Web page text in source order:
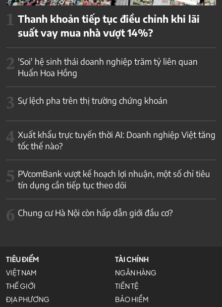
1 Thanh khoản tiếp tục điều chỉnh khi lãi
suất vay mua nhà vượt 14%?
2 'Soi' hệ sinh thái doanh nghiệp trăm tỷ liên quan
Huấn Hoa Hồng
3 Sự lệch pha trên thị trường chứng khoán
4 Xuất khẩu trực tuyến thời AI: Doanh nghiệp Việt tăng
tốc thế nào?
5 PVcomBank vượt kế hoạch lợi nhuận, một số chỉ tiêu
tín dụng cần tiếp tục theo dõi
6 Chung cư Hà Nội còn hấp dẫn giới đầu cơ?
TIÊU ĐIỂM
VIỆT NAM
THẾ GIỚI
ĐỊA PHƯƠNG
TÀI CHÍNH
NGÂN HÀNG
TIỀN TỆ
BẢO HIỂM